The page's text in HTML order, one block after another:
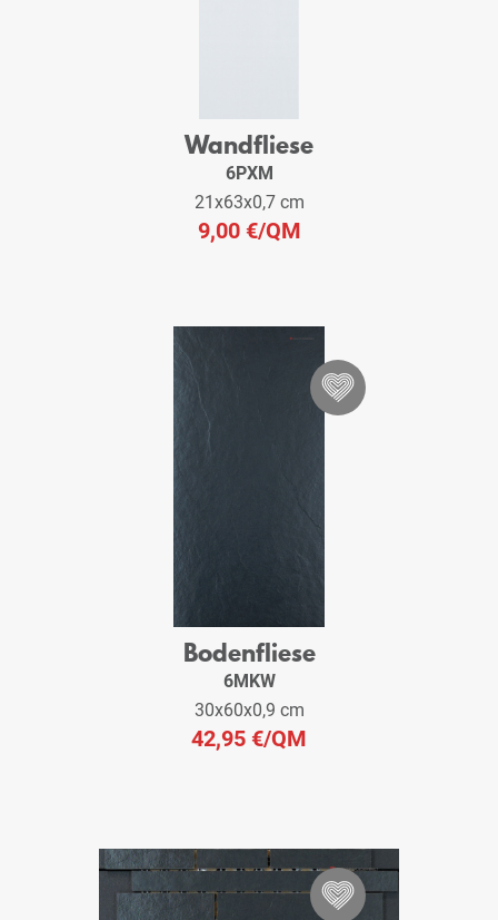
Wandfliese
6PXM
21x63x0,7 cm
9,00 €/QM
Bodenfliese
6MKW
30x60x0,9 cm
42,95 €/QM